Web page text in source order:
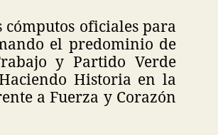
oficiales para
el predominio de
y Partido Verde
Historia en la
a Fuerza y Corazón